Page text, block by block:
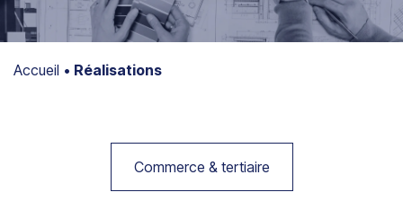
Accueil • Réalisations
Commerce & tertiaire